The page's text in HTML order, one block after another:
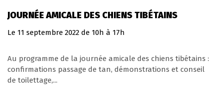
JOURNÉE AMICALE DES CHIENS TIBÉTAINS
Le 11 septembre 2022 de 10h à 17h
Au programme de la journée amicale des chiens tibétains :
confirmations passage de tan, démonstrations et conseil
de toilettage,...